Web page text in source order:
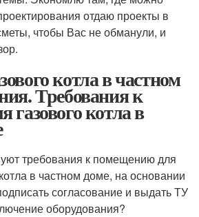
отдаю проекты в
чтобы Вас не обманули, и
котла в частном
Требования к
газового котла в
требования к помещению для
в частном доме, на основании
согласование и выдать ТУ
оборудования?